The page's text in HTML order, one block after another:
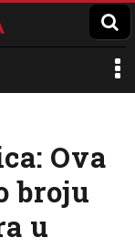
Ova
broju
u